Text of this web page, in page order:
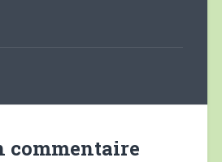
commentaire